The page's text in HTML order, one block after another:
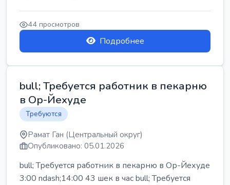
44 просмотров
Подробнее
bull; Требуется работник в пекарню
в Ор-Йехуде
Требуются
Рамат Ган (Центральный округ)
Опубликовано: 05.01.2026
bull; Требуется работник в пекарню в Ор-Йехуде
3:00 ndash;14:00 43 шек в час bull; Требуется